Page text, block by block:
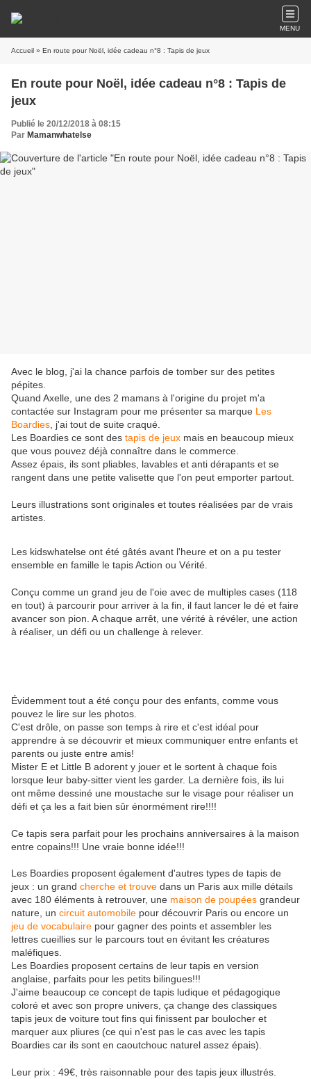
MENU
Accueil » En route pour Noël, idée cadeau n°8 : Tapis de jeux
En route pour Noël, idée cadeau n°8 : Tapis de
jeux
Publié le 20/12/2018 à 08:15
Par Mamanwhatelse
Avec le blog, j'ai la chance parfois de tomber sur des petites
pépites.
Quand Axelle, une des 2 mamans à l'origine du projet m'a
contactée sur Instagram pour me présenter sa marque Les
Boardies , j'ai tout de suite craqué.
Les Boardies ce sont des tapis de jeux mais en beaucoup mieux
que vous pouvez déjà connaître dans le commerce.
Assez épais, ils sont pliables, lavables et anti dérapants et se
rangent dans une petite valisette que l'on peut emporter partout.
Leurs illustrations sont originales et toutes réalisées par de vrais
artistes.
Les kidswhatelse ont été gâtés avant l'heure et on a pu tester
ensemble en famille le tapis Action ou Vérité.
Conçu comme un grand jeu de l'oie avec de multiples cases (118
en tout) à parcourir pour arriver à la fin, il faut lancer le dé et faire
avancer son pion. A chaque arrêt, une vérité à révéler, une action
à réaliser, un défi ou un challenge à relever.
Évidemment tout a été conçu pour des enfants, comme vous
pouvez le lire sur les photos.
C'est drôle, on passe son temps à rire et c'est idéal pour
apprendre à se découvrir et mieux communiquer entre enfants et
parents ou juste entre amis!
Mister E et Little B adorent y jouer et le sortent à chaque fois
lorsque leur baby-sitter vient les garder. La dernière fois, ils lui
ont même dessiné une moustache sur le visage pour réaliser un
défi et ça les a fait bien sûr énormément rire!!!!
Ce tapis sera parfait pour les prochains anniversaires à la maison
entre copains!!! Une vraie bonne idée!!!
Les Boardies proposent également d'autres types de tapis de
jeux : un grand cherche et trouve dans un Paris aux mille détails
avec 180 éléments à retrouver, une maison de poupées grandeur
nature, un circuit automobile pour découvrir Paris ou encore un
jeu de vocabulaire pour gagner des points et assembler les
lettres cueillies sur le parcours tout en évitant les créatures
maléfiques.
Les Boardies proposent certains de leur tapis en version
anglaise, parfaits pour les petits bilingues!!!
J'aime beaucoup ce concept de tapis ludique et pédagogique
coloré et avec son propre univers, ça change des classiques
tapis jeux de voiture tout fins qui finissent par boulocher et
marquer aux pliures (ce qui n'est pas le cas avec les tapis
Boardies car ils sont en caoutchouc naturel assez épais).
Leur prix : 49€, très raisonnable pour des tapis jeux illustrés.